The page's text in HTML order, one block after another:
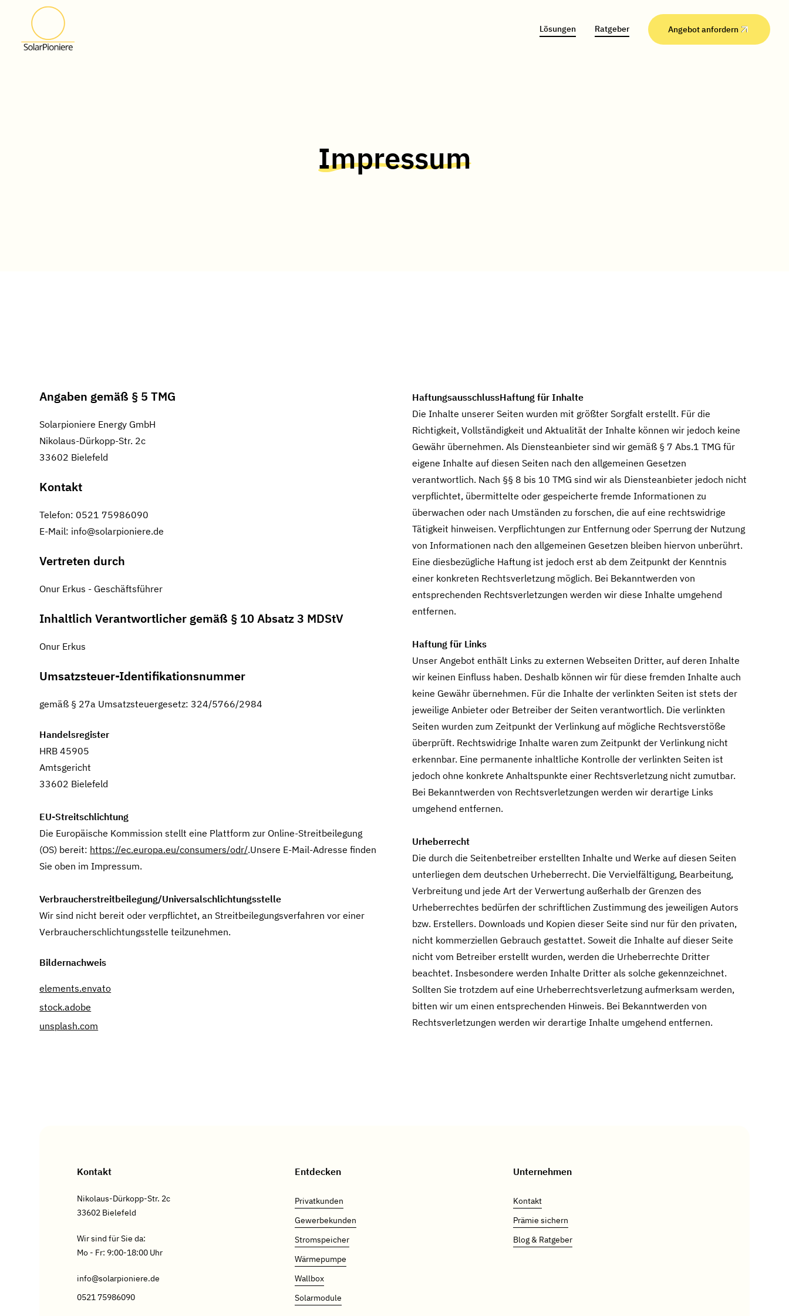
Lösungen Ratgeber Angebot anfordern
Impressum
Angaben gemäß § 5 TMG
Solarpioniere Energy GmbH
Nikolaus-Dürkopp-Str. 2c
33602 Bielefeld
Kontakt
Telefon: 0521 75986090
E-Mail: info@solarpioniere.de
Vertreten durch
Onur Erkus - Geschäftsführer
Inhaltlich Verantwortlicher gemäß § 10 Absatz 3 MDStV
Onur Erkus
Umsatzsteuer-Identifikationsnummer
gemäß § 27a Umsatzsteuergesetz:324/5766/2984
Handelsregister
HRB 45905
Amtsgericht
33602 Bielefeld
EU-Streitschlichtung
Die Europäische Kommission stellt eine Plattform zur Online-Streitbeilegung
(OS) bereit: https://ec.europa.eu/consumers/odr/.Unsere E-Mail-Adresse finden
Sie oben im Impressum.
Verbraucher­streit­beilegung/Universal­schlichtungs­stelle
Wir sind nicht bereit oder verpflichtet, an Streitbeilegungsverfahren vor einer
Verbraucherschlichtungsstelle teilzunehmen.
Bildernachweis
elements.envato
stock.adobe
unsplash.com
HaftungsausschlussHaftung für Inhalte
Die Inhalte unserer Seiten wurden mit größter Sorgfalt erstellt. Für die
Richtigkeit, Vollständigkeit und Aktualität der Inhalte können wir jedoch keine
Gewähr übernehmen. Als Diensteanbieter sind wir gemäß § 7 Abs.1 TMG für
eigene Inhalte auf diesen Seiten nach den allgemeinen Gesetzen
verantwortlich. Nach §§ 8 bis 10 TMG sind wir als Diensteanbieter jedoch nicht
verpflichtet, übermittelte oder gespeicherte fremde Informationen zu
überwachen oder nach Umständen zu forschen, die auf eine rechtswidrige
Tätigkeit hinweisen. Verpflichtungen zur Entfernung oder Sperrung der Nutzung
von Informationen nach den allgemeinen Gesetzen bleiben hiervon unberührt.
Eine diesbezügliche Haftung ist jedoch erst ab dem Zeitpunkt der Kenntnis
einer konkreten Rechtsverletzung möglich. Bei Bekanntwerden von
entsprechenden Rechtsverletzungen werden wir diese Inhalte umgehend
entfernen.
Haftung für Links
Unser Angebot enthält Links zu externen Webseiten Dritter, auf deren Inhalte
wir keinen Einfluss haben. Deshalb können wir für diese fremden Inhalte auch
keine Gewähr übernehmen. Für die Inhalte der verlinkten Seiten ist stets der
jeweilige Anbieter oder Betreiber der Seiten verantwortlich. Die verlinkten
Seiten wurden zum Zeitpunkt der Verlinkung auf mögliche Rechtsverstöße
überprüft. Rechtswidrige Inhalte waren zum Zeitpunkt der Verlinkung nicht
erkennbar. Eine permanente inhaltliche Kontrolle der verlinkten Seiten ist
jedoch ohne konkrete Anhaltspunkte einer Rechtsverletzung nicht zumutbar.
Bei Bekanntwerden von Rechtsverletzungen werden wir derartige Links
umgehend entfernen.
Urheberrecht
Die durch die Seitenbetreiber erstellten Inhalte und Werke auf diesen Seiten
unterliegen dem deutschen Urheberrecht. Die Vervielfältigung, Bearbeitung,
Verbreitung und jede Art der Verwertung außerhalb der Grenzen des
Urheberrechtes bedürfen der schriftlichen Zustimmung des jeweiligen Autors
bzw. Erstellers. Downloads und Kopien dieser Seite sind nur für den privaten,
nicht kommerziellen Gebrauch gestattet. Soweit die Inhalte auf dieser Seite
nicht vom Betreiber erstellt wurden, werden die Urheberrechte Dritter
beachtet. Insbesondere werden Inhalte Dritter als solche gekennzeichnet.
Sollten Sie trotzdem auf eine Urheberrechtsverletzung aufmerksam werden,
bitten wir um einen entsprechenden Hinweis. Bei Bekanntwerden von
Rechtsverletzungen werden wir derartige Inhalte umgehend entfernen.
Kontakt
Nikolaus-Dürkopp-Str. 2c
33602 Bielefeld
Wir sind für Sie da:
Mo - Fr: 9:00-18:00 Uhr
info@solarpioniere.de
0521 75986090
Entdecken
Privatkunden
Gewerbekunden
Stromspeicher
Wärmepumpe
Wallbox
Solarmodule
Unternehmen
Kontakt
Prämie sichern
Blog & Ratgeber